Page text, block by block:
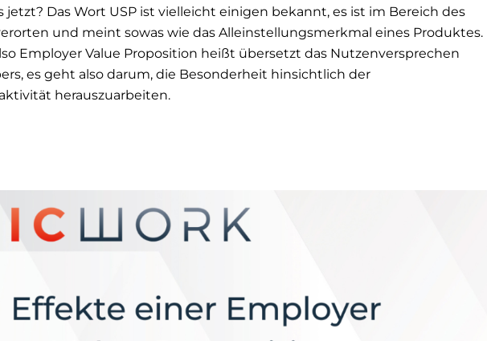
jetzt? Das Wort USP ist vielleicht einigen bekannt, es ist im Bereich des
und meint sowas wie das Alleinstellungsmerkmal eines Produktes.
Employer Value Proposition heißt übersetzt das Nutzenversprechen
es geht also darum, die Besonderheit hinsichtlich der
herauszuarbeiten.